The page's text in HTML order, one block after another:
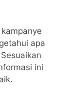
apa
ini